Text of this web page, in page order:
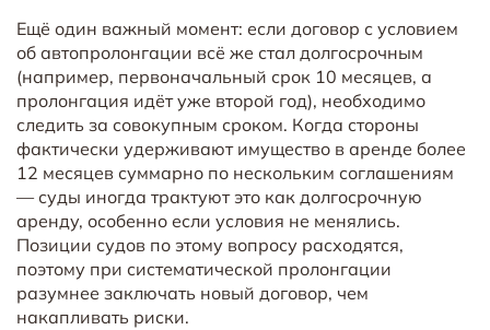
Ещё один важный момент: если договор с условием
об автопролонгации всё же стал долгосрочным
(например, первоначальный срок 10 месяцев, а
пролонгация идёт уже второй год), необходимо
следить за совокупным сроком. Когда стороны
фактически удерживают имущество в аренде более
12 месяцев суммарно по нескольким соглашениям
— суды иногда трактуют это как долгосрочную
аренду, особенно если условия не менялись.
Позиции судов по этому вопросу расходятся,
поэтому при систематической пролонгации
разумнее заключать новый договор, чем
накапливать риски.